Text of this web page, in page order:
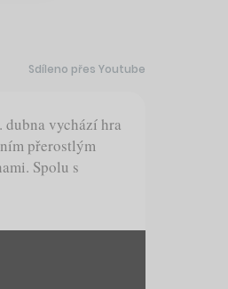
Sdíleno přes Youtube
dubna vychází hra
přerostlým
Spolu s